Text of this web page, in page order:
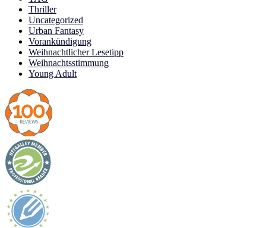
Thriller
Uncategorized
Urban Fantasy
Vorankündigung
Weihnachtlicher Lesetipp
Weihnachtsstimmung
Young Adult